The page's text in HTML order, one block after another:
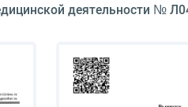
деятельности №